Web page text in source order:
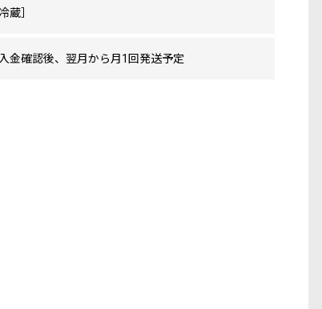
蔵］
金確認後、翌月から月1回発送予定